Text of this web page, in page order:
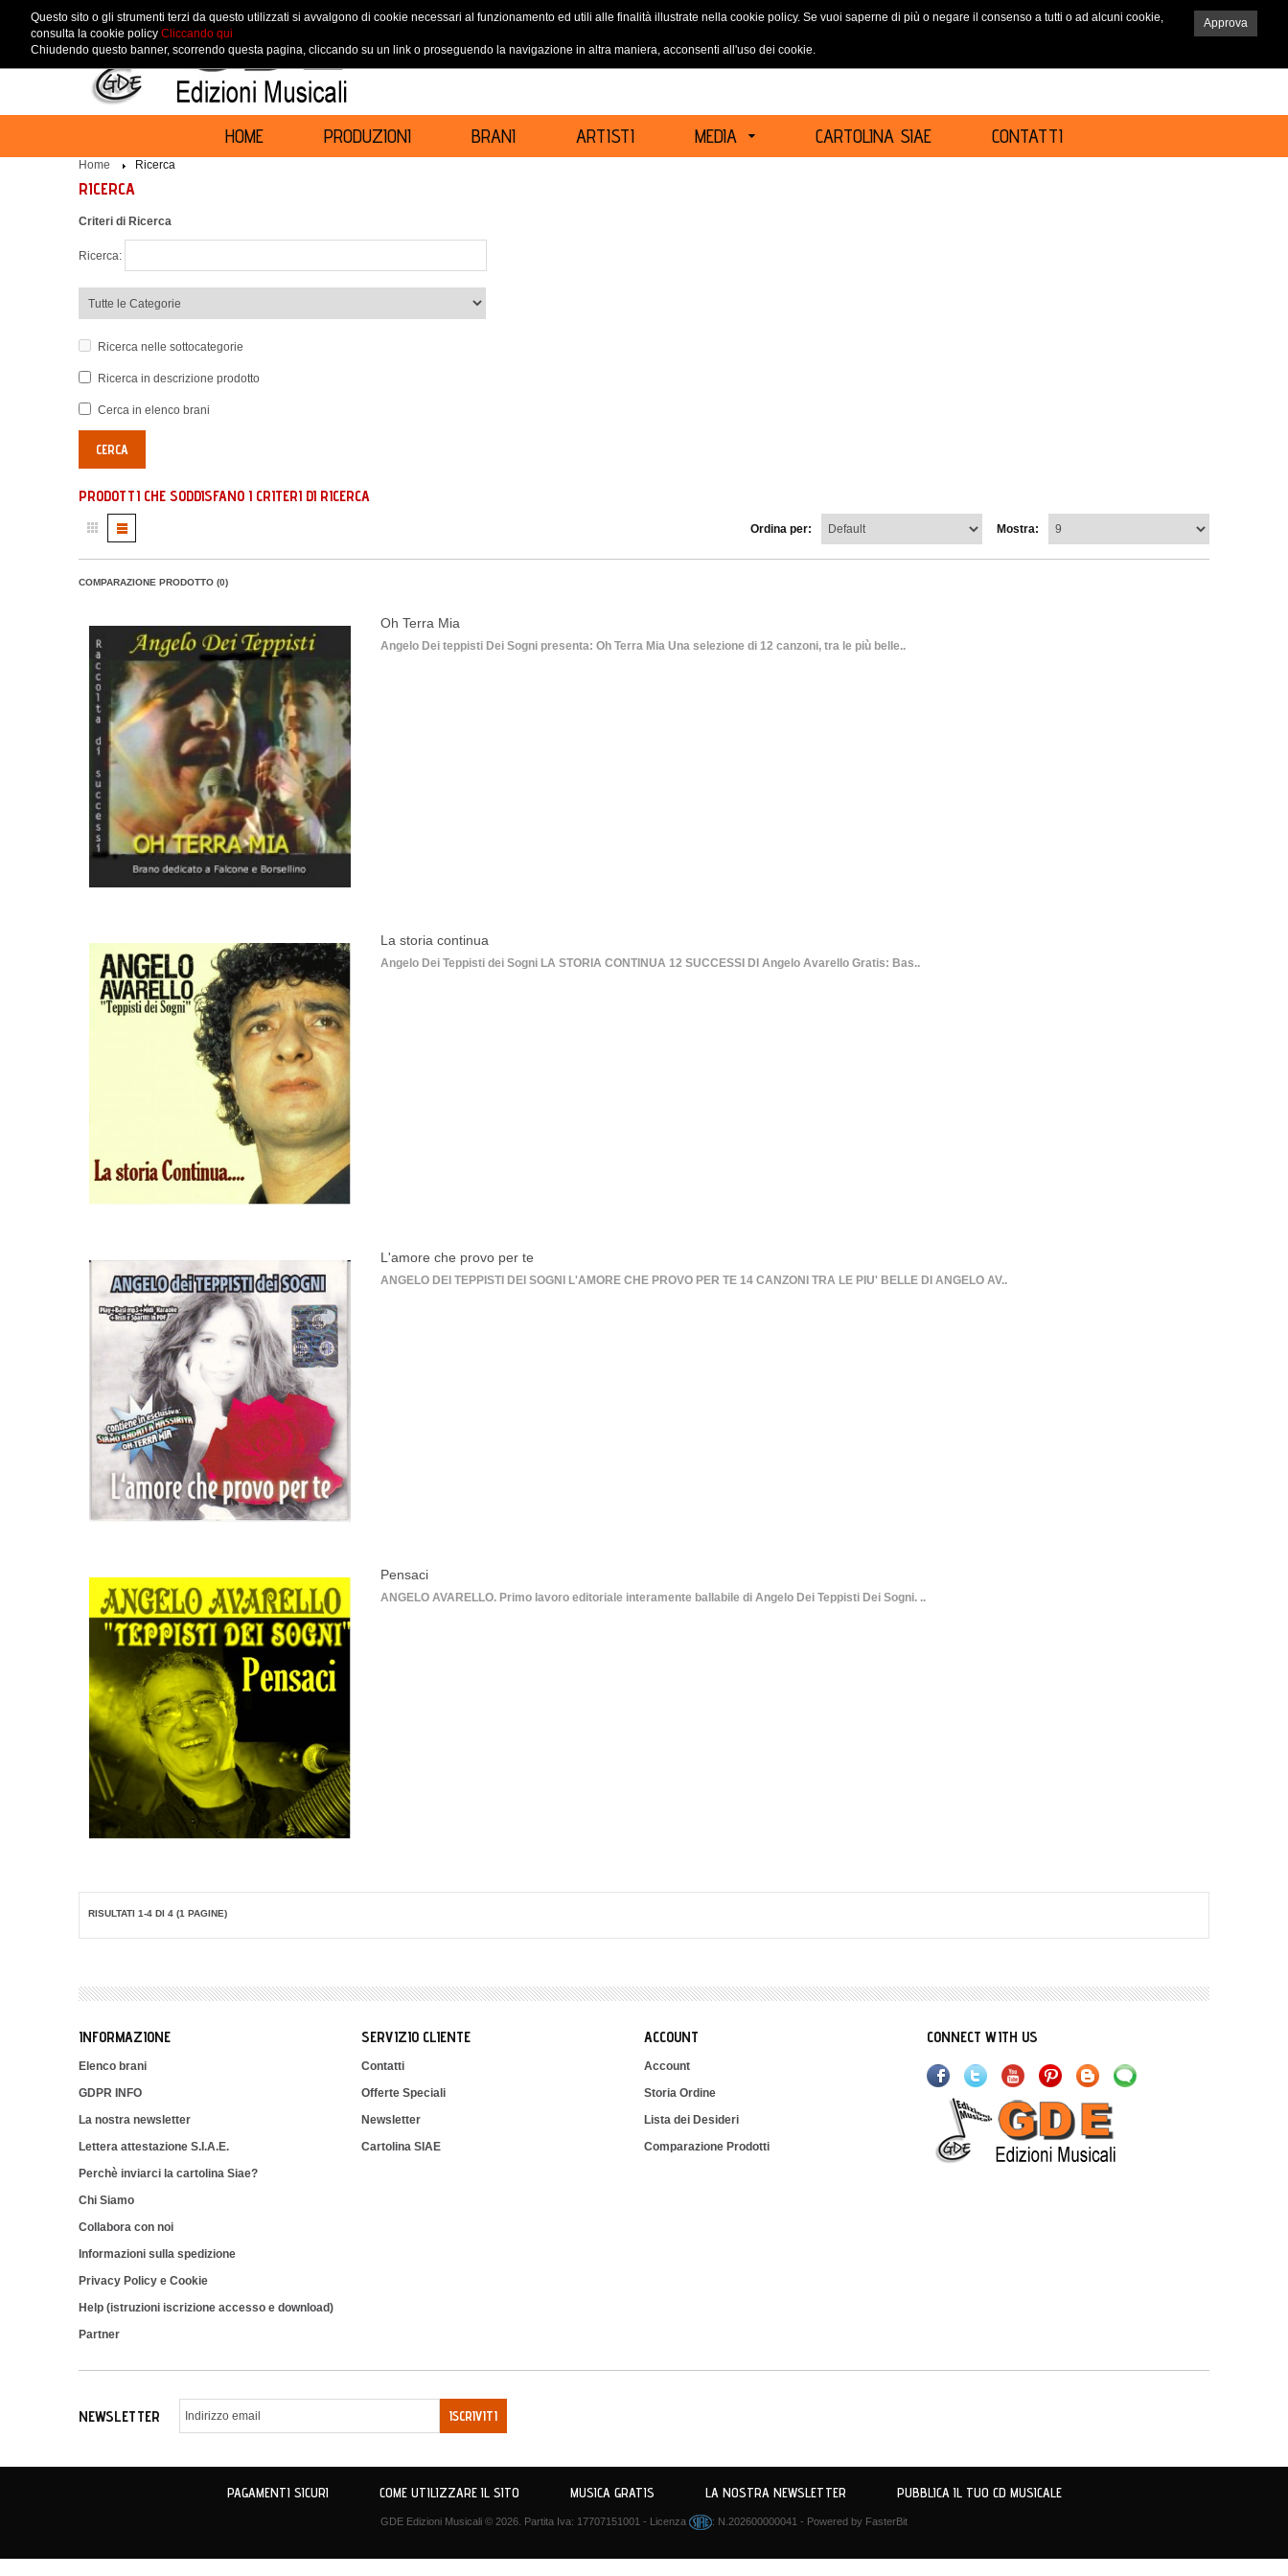
ACCEDI REGISTRATI
HOME PRODUZIONI BRANI ARTISTI MEDIA CARTOLINA SIAE CONTATTI
Home Ricerca
RICERCA
Criteri di Ricerca
Ricerca:
Ricerca nelle sottocategorie
Ricerca in descrizione prodotto
Cerca in elenco brani
PRODOTTI CHE SODDISFANO I CRITERI DI RICERCA
Mostra:
Ordina per:
COMPARAZIONE PRODOTTO (0)
Oh Terra Mia
Angelo Dei teppisti Dei Sogni presenta: Oh Terra Mia Una selezione di 12 canzoni, tra le più belle..
La storia continua
Angelo Dei Teppisti dei Sogni LA STORIA CONTINUA 12 SUCCESSI DI Angelo Avarello Gratis: Bas..
L'amore che provo per te
ANGELO DEI TEPPISTI DEI SOGNI L'AMORE CHE PROVO PER TE 14 CANZONI TRA LE PIU' BELLE DI ANGELO AV..
Pensaci
ANGELO AVARELLO. Primo lavoro editoriale interamente ballabile di Angelo Dei Teppisti Dei Sogni. ..
RISULTATI 1-4 DI 4 (1 PAGINE)
INFORMAZIONE
Elenco brani
GDPR INFO
La nostra newsletter
Lettera attestazione S.I.A.E.
Perchè inviarci la cartolina Siae?
Chi Siamo
Collabora con noi
Informazioni sulla spedizione
Privacy Policy e Cookie
Help (istruzioni iscrizione accesso e download)
Partner
SERVIZIO CLIENTE
Contatti
Offerte Speciali
Newsletter
Cartolina SIAE
ACCOUNT
Account
Storia Ordine
Lista dei Desideri
Comparazione Prodotti
CONNECT WITH US
NEWSLETTER ISCRIVITI
PAGAMENTI SICURI COME UTILIZZARE IL SITO MUSICA GRATIS LA NOSTRA NEWSLETTER PUBBLICA IL TUO CD MUSICALE
GDE Edizioni Musicali © 2026. Partita Iva: 17707151001 - Licenza : N.202600000041 - Powered by FasterBit
Approva
Questo sito o gli strumenti terzi da questo utilizzati si avvalgono di cookie necessari al funzionamento ed utili alle finalità illustrate nella cookie policy. Se vuoi saperne di più o negare il consenso a tutti o ad alcuni cookie,
consulta la cookie policy Cliccando qui
Chiudendo questo banner, scorrendo questa pagina, cliccando su un link o proseguendo la navigazione in altra maniera, acconsenti all'uso dei cookie.